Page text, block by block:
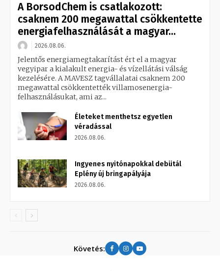
A BorsodChem is csatlakozott:
csaknem 200 megawattal csökkentette
energiafelhasználását a magyar...
2026.08.06.
Jelentős energiamegtakarítást ért el a magyar
vegyipar a kialakult energia- és vízellátási válság
kezelésére. A MAVESZ tagvállalatai csaknem 200
megawattal csökkentették villamosenergia-
felhasználásukat, ami az...
Életeket menthetsz egyetlen
véradással
2026.08.06.
Ingyenes nyitónapokkal debütál
Eplény új bringapályája
2026.08.06.
Követés: